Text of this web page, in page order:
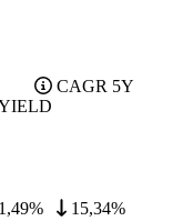
CAGR 5Y
1,49% 15,34%